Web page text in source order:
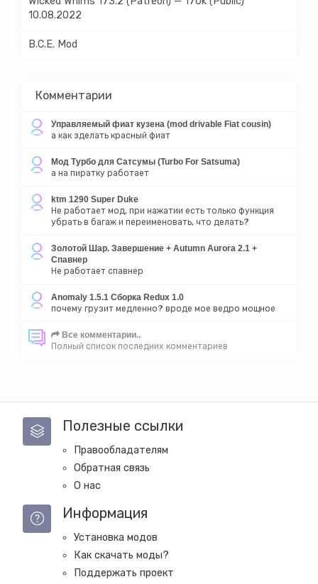
10.08.2022
B.C.E. Mod
Комментарии
Управляемый фиат кузена (mod drivable Fiat cousin)
а как зделать красный фиат
Мод Турбо для Сатсумы (Turbo For Satsuma)
а на пиратку работает
ktm 1290 Super Duke
Не работает мод, при нажатии есть только функция
убрать в багаж и переименовать, что делать?
Золотой Шар. Завершение + Autumn Aurora 2.1 +
Спавнер
Не работает спавнер
Anomaly 1.5.1 Сборка Redux 1.0
почему грузит медленно? вроде мое ведро мощное
Все комментарии..
Полный список последних комментариев
Полезные ссылки
Правообладателям
Обратная связь
О нас
Информация
Установка модов
Как скачать моды?
Поддержать проект